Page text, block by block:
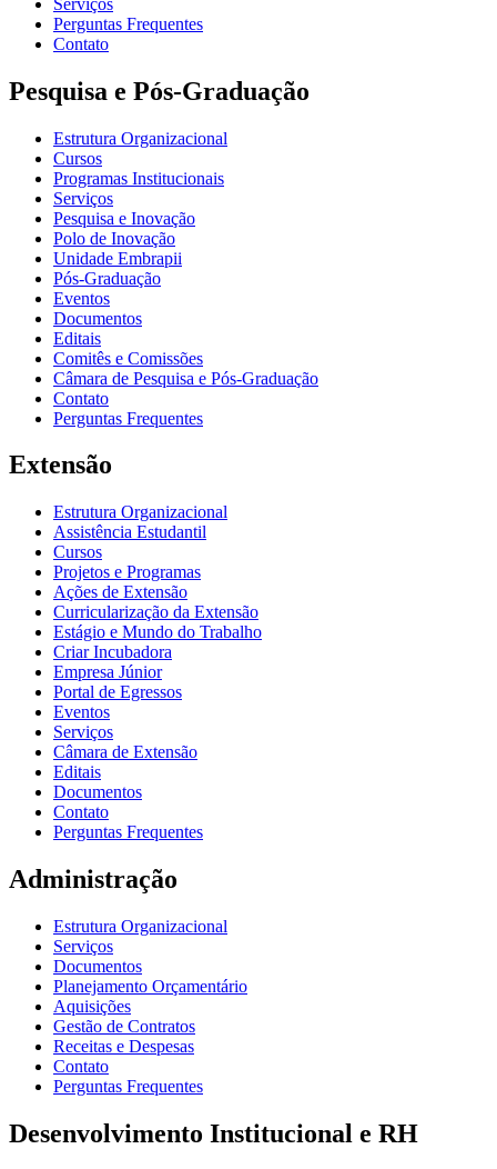
Perguntas Frequentes
Contato
Pesquisa e Pós-Graduação
Estrutura Organizacional
Cursos
Programas Institucionais
Serviços
Pesquisa e Inovação
Polo de Inovação
Unidade Embrapii
Pós-Graduação
Eventos
Documentos
Editais
Comitês e Comissões
Câmara de Pesquisa e Pós-Graduação
Contato
Perguntas Frequentes
Extensão
Estrutura Organizacional
Assistência Estudantil
Cursos
Projetos e Programas
Ações de Extensão
Curricularização da Extensão
Estágio e Mundo do Trabalho
Criar Incubadora
Empresa Júnior
Portal de Egressos
Eventos
Serviços
Câmara de Extensão
Editais
Documentos
Contato
Perguntas Frequentes
Administração
Estrutura Organizacional
Serviços
Documentos
Planejamento Orçamentário
Aquisições
Gestão de Contratos
Receitas e Despesas
Contato
Perguntas Frequentes
Desenvolvimento Institucional e RH